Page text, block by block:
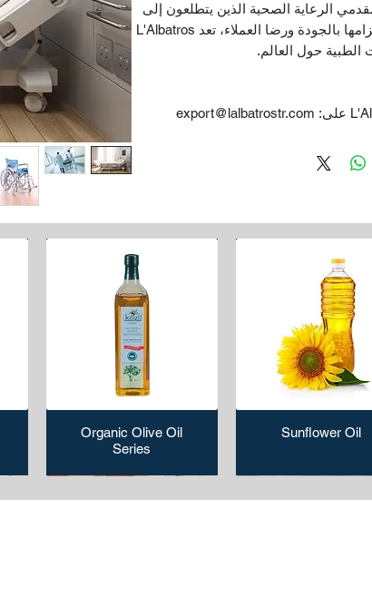
الرعاية الصحية الذين يتطلعون إلى
تزويد منشآتهم بأثاث عالي الجودة. بفضل التزامها بالجودة ورضا العملاء، تعد L'Albatros
الطبية حول العالم.
Sunflower Oil
Organic Olive Oil
Series